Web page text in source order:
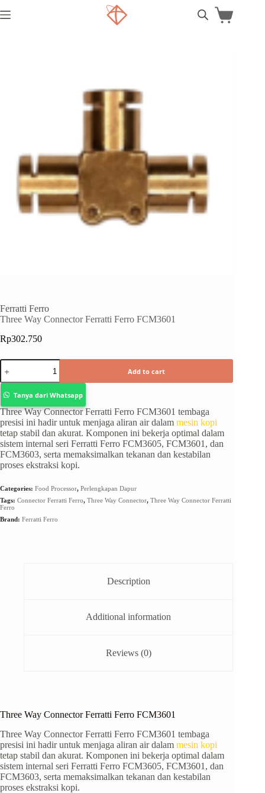
Ferratti Ferro
Three Way Connector Ferratti Ferro FCM3601
Rp302.750
Add to cart
Tanya dari Whatsapp
Three Way Connector Ferratti Ferro FCM3601 tembaga
presisi ini hadir untuk menjaga aliran air dalam mesin kopi
tetap stabil dan akurat. Komponen ini bekerja optimal dalam
sistem internal seri Ferratti Ferro FCM3605, FCM3601, dan
FCM3603, serta memaksimalkan tekanan dan kestabilan
proses ekstraksi kopi.
Categories: Food Processor, Perlengkapan Dapur
Tags: Connector Ferratti Ferro, Three Way Connector, Three Way Connector Ferratti
Ferro
Brand: Ferratti Ferro
Description
Additional information
Reviews (0)
Three Way Connector Ferratti Ferro FCM3601
Three Way Connector Ferratti Ferro FCM3601 tembaga
presisi ini hadir untuk menjaga aliran air dalam mesin kopi
tetap stabil dan akurat. Komponen ini bekerja optimal dalam
sistem internal seri Ferratti Ferro FCM3605, FCM3601, dan
FCM3603, serta memaksimalkan tekanan dan kestabilan
proses ekstraksi kopi.